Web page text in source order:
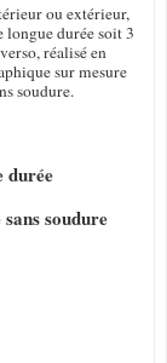
ou extérieur,
longue durée soit 3
réalisé en
sur mesure
soudure.
durée
soudure